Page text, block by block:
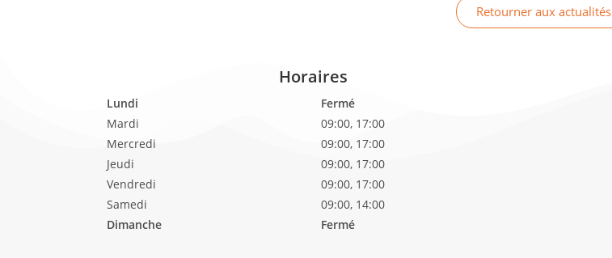
Retourner aux actualités
Horaires
Lundi
Mardi
Mercredi
Jeudi
Vendredi
Samedi
Dimanche
Fermé
09:00, 17:00
09:00, 17:00
09:00, 17:00
09:00, 17:00
09:00, 14:00
Fermé